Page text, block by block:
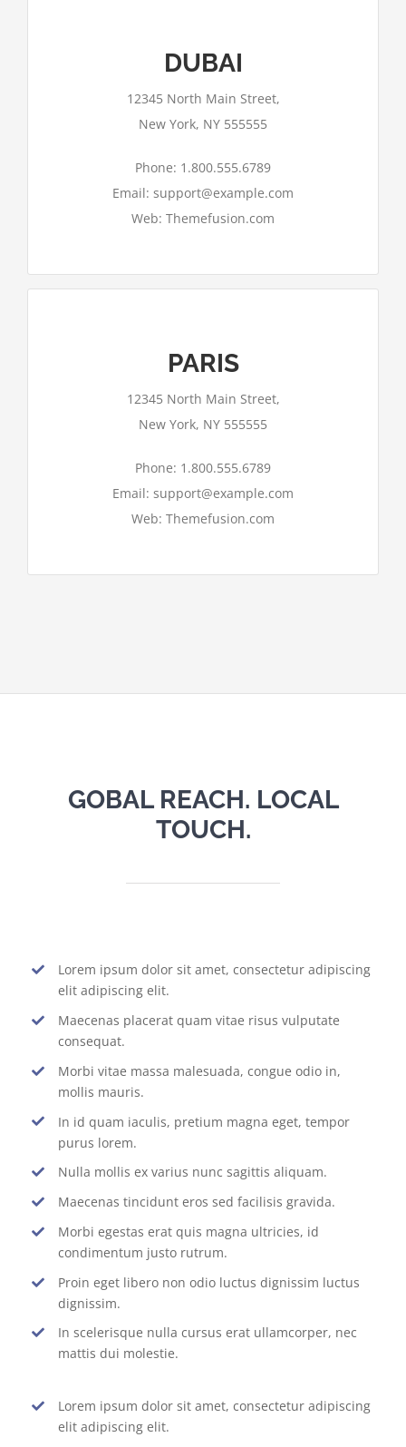
DUBAI
12345 North Main Street,
New York, NY 555555
Phone: 1.800.555.6789
Email: support@example.com
Web: Themefusion.com
richtig geladen werden.
PARIS
12345 North Main Street,
New York, NY 555555
Phone: 1.800.555.6789
Email: support@example.com
Web: Themefusion.com
richtig geladen werden.
GOBAL REACH. LOCAL
TOUCH.
Lorem ipsum dolor sit amet, consectetur adipiscing
elit adipiscing elit.
Maecenas placerat quam vitae risus vulputate
consequat.
Morbi vitae massa malesuada, congue odio in,
mollis mauris.
In id quam iaculis, pretium magna eget, tempor
purus lorem.
Nulla mollis ex varius nunc sagittis aliquam.
Maecenas tincidunt eros sed facilisis gravida.
Morbi egestas erat quis magna ultricies, id
condimentum justo rutrum.
Proin eget libero non odio luctus dignissim luctus
dignissim.
In scelerisque nulla cursus erat ullamcorper, nec
mattis dui molestie.
Lorem ipsum dolor sit amet, consectetur adipiscing
elit adipiscing elit.